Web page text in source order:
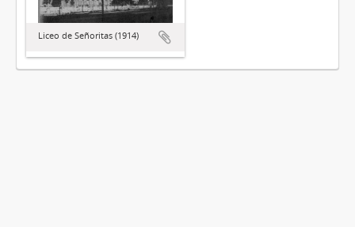
Liceo de Señoritas (1914)